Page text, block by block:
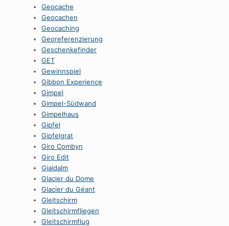
Geocache
Geocachen
Geocaching
Georeferenzierung
Geschenkefinder
GET
Gewinnspiel
Gibbon Experience
Gimpel
Gimpel-Südwand
Gimpelhaus
Gipfel
Gipfelgrat
Giro Combyn
Giro Edit
Gjaidalm
Glacier du Dome
Glacier du Géant
Gleitschirm
Gleitschirmfliegen
Gleitschirmflug